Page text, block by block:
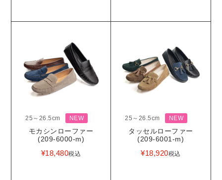
25～26.5cm NEW
モカシンローファー
(209-6000-m)
¥18,480税込
25～26.5cm NEW
タッセルローファー
(209-6001-m)
¥18,920税込